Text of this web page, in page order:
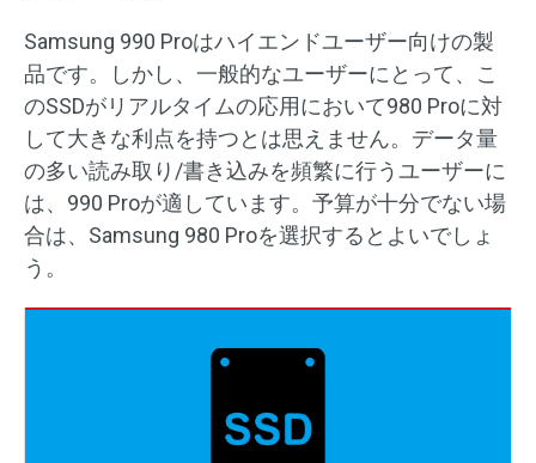
Samsung 990 Proはハイエンドユーザー向けの製
品です。しかし、一般的なユーザーにとって、こ
のSSDがリアルタイムの応用において980 Proに対
して大きな利点を持つとは思えません。データ量
の多い読み取り/書き込みを頻繁に行うユーザーに
は、990 Proが適しています。予算が十分でない場
合は、Samsung 980 Proを選択するとよいでしょ
う。